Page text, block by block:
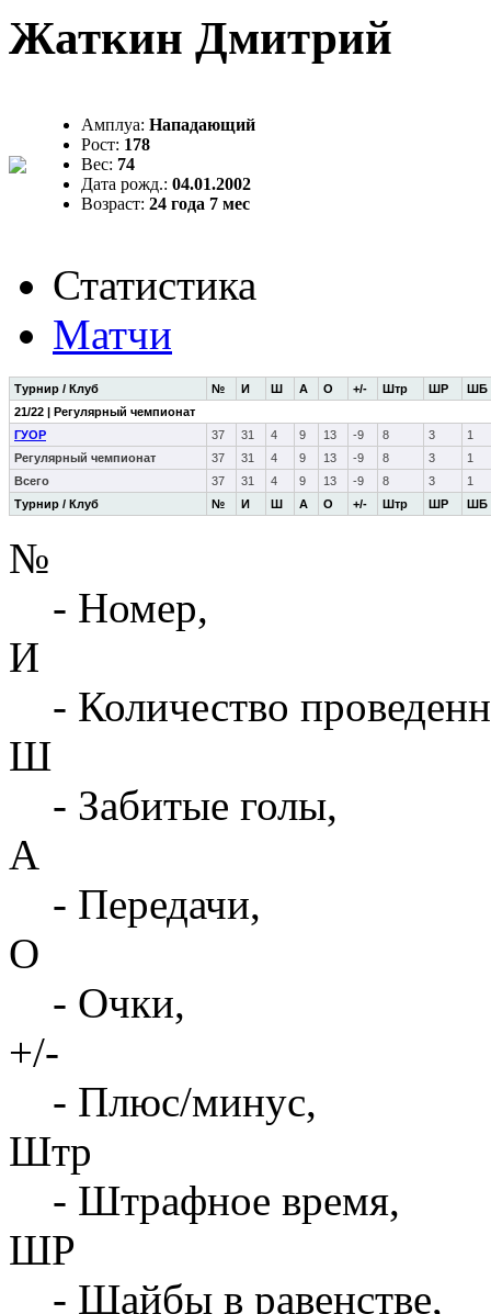
Жаткин Дмитрий
Амплуа: Нападающий
Рост: 178
Вес: 74
Дата рожд.: 04.01.2002
Возраст: 24 года 7 мес
Статистика
Матчи
Турнир / Клуб № И Ш А О +/- Штр ШР ШБ
Турнир / Клуб № И Ш А О +/- Штр ШР ШБ
21/22 | Регулярный чемпионат
ГУОР
37 31 4 9 13 -9 8 3
1
Регулярный чемпионат
37 31 4 9 13 -9 8 3
1
Всего
37 31 4 9 13 -9 8 3 1
№
- Номер,
И
- Количество
Ш
- Забитые голы,
А
- Передачи,
О
- Очки,
+/-
- Плюс/минус,
Штр
- Штрафное время,
ШР
- Шайбы в равенстве,